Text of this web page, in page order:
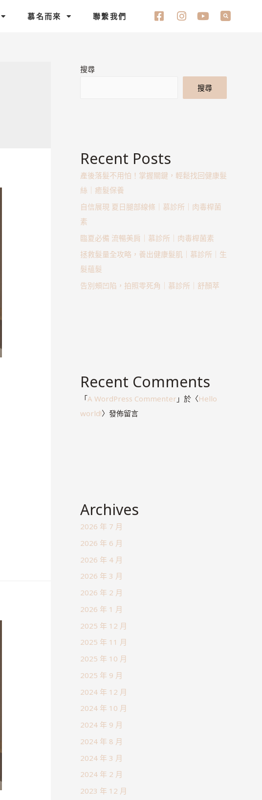
慕名而來 聯繫我們
搜尋
搜尋
Recent Posts
產後落髮不用怕！掌握關鍵，輕鬆找回健康髮
絲｜癒髮保養
自信展現 夏日腿部線條｜慕診所｜肉毒桿菌
素
臨夏必備 流暢美肩｜慕診所｜肉毒桿菌素
拯救髮量全攻略，養出健康髮肌｜慕診所｜生
髮蘊髮
告別頰凹陷，拍照零死角｜慕診所｜舒顏萃
Recent Comments
「A WordPress Commenter 」於〈Hello
world!〉發佈留言
Archives
2026 年 7 月
2026 年 6 月
2026 年 4 月
2026 年 3 月
2026 年 2 月
2026 年 1 月
2025 年 12 月
2025 年 11 月
2025 年 10 月
2025 年 9 月
2024 年 12 月
2024 年 10 月
2024 年 9 月
2024 年 8 月
2024 年 3 月
2024 年 2 月
2023 年 12 月